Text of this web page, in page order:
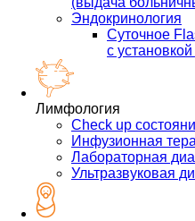
Эндокринология
Суточное
с
Лимфология
Check up
Инфузионная
Лабораторная
Ультразвуковая